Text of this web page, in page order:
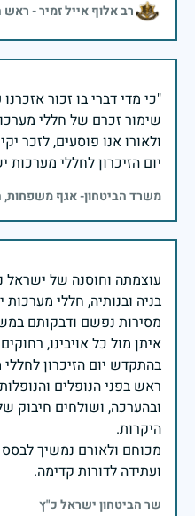
רב אלוף אייל זמיר -
שימור זכרם של חללי
יום הזיכרון לחללי מערכות
משרד הביטחון- אגף משפחות,
עוצמתה וחוסנה של ישראל
בניה ובנותיה, חללי
מסירות נפשם ודבקותם
בהתקדש יום הזיכרון
ראש בפני הנופלים
ובהערכה, ושולחים חיבוק
מכוחם ולאורם נמשיך
ועתידה לדורות קדימה.
שר הביטחון ישראל כ"ץ